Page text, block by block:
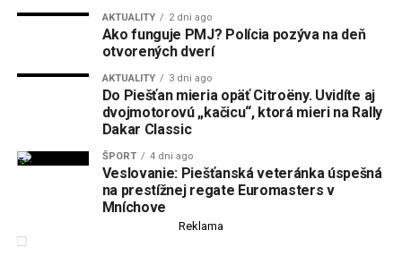
AKTUALITY 2 dni ago
Ako funguje PMJ? Polícia pozýva na deň
otvorených dverí
AKTUALITY 3 dni ago
Do Piešťan mieria opäť Citroëny. Uvidíte aj
dvojmotorovú „kačicu“, ktorá mieri na Rally
Dakar Classic
ŠPORT 4 dni ago
Veslovanie: Piešťanská veteránka úspešná
na prestížnej regate Euromasters v
Mníchove
Reklama